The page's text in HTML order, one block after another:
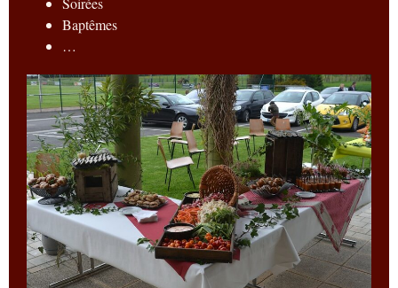
Baptêmes
…